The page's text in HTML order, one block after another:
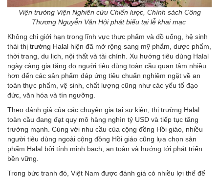
Viện trưởng Viện Nghiên cứu Chiến lược, Chính sách Công
Thương Nguyễn Văn Hội phát biểu tại lễ khai mạc
Không chỉ giới hạn trong lĩnh vực thực phẩm và đồ uống, hệ sinh
thái thị trường Halal hiện đã mở rộng sang mỹ phẩm, dược phẩm,
thời trang, du lịch, nội thất và tài chính. Xu hướng tiêu dùng Halal
ngày càng gia tăng do người tiêu dùng toàn cầu quan tâm nhiều
hơn đến các sản phẩm đáp ứng tiêu chuẩn nghiêm ngặt về an
toàn thực phẩm, vệ sinh, chất lượng cũng như các yếu tố đạo
đức, văn hóa và tín ngưỡng.
Theo đánh giá của các chuyên gia tại sự kiện, thị trường Halal
toàn cầu đang đạt quy mô hàng nghìn tỷ USD và tiếp tục tăng
trưởng mạnh. Cùng với nhu cầu của cộng đồng Hồi giáo, nhiều
người tiêu dùng ngoài cộng đồng Hồi giáo cũng lựa chọn sản
phẩm Halal bởi tính minh bạch, an toàn và hướng tới phát triển
bền vững.
Trong bức tranh đó, Việt Nam được đánh giá có nhiều lợi thế để